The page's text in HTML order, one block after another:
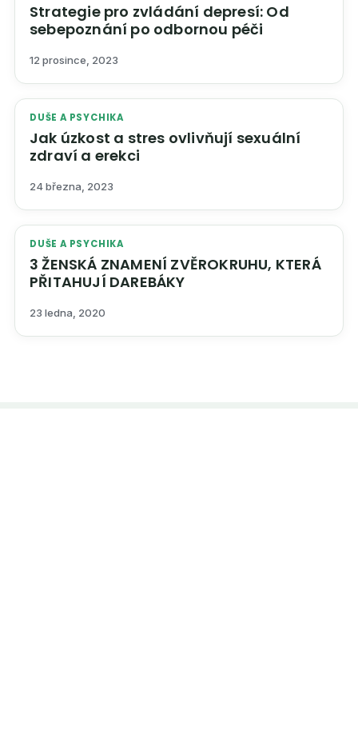
Strategie pro zvládání depresí: Od
sebepoznání po odbornou péči
12 prosince, 2023
DUŠE A PSYCHIKA
Jak úzkost a stres ovlivňují sexuální
zdraví a erekci
24 března, 2023
DUŠE A PSYCHIKA
3 ŽENSKÁ ZNAMENÍ ZVĚROKRUHU, KTERÁ
PŘITAHUJÍ DAREBÁKY
23 ledna, 2020